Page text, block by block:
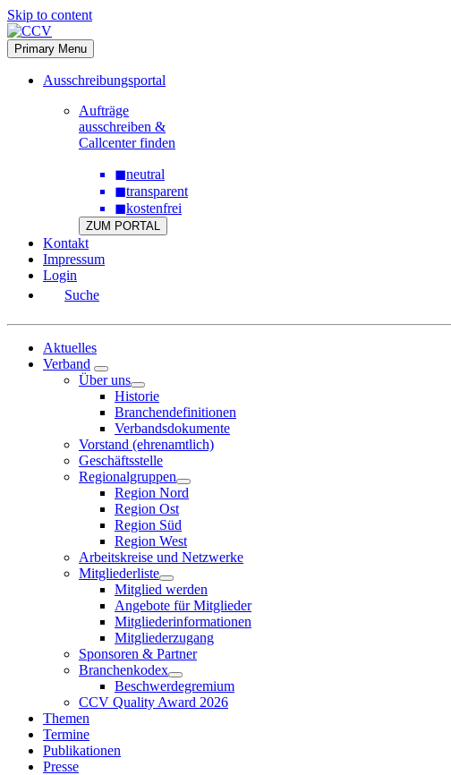
Skip to content
Primary Menu
Ausschreibungsportal
Aufträge
ausschreiben &
Callcenter finden
◼neutral
◼transparent
◼kostenfrei
ZUM PORTAL
Kontakt
Impressum
Login
Suche
Aktuelles
Verband
Über uns
Historie
Branchendefinitionen
Verbandsdokumente
Vorstand (ehrenamtlich)
Geschäftsstelle
Regionalgruppen
Region Nord
Region Ost
Region Süd
Region West
Arbeitskreise und Netzwerke
Mitgliederliste
Mitglied werden
Angebote für Mitglieder
Mitgliederinformationen
Mitgliederzugang
Sponsoren & Partner
Branchenkodex
Beschwerdegremium
CCV Quality Award 2026
Themen
Termine
Publikationen
Presse